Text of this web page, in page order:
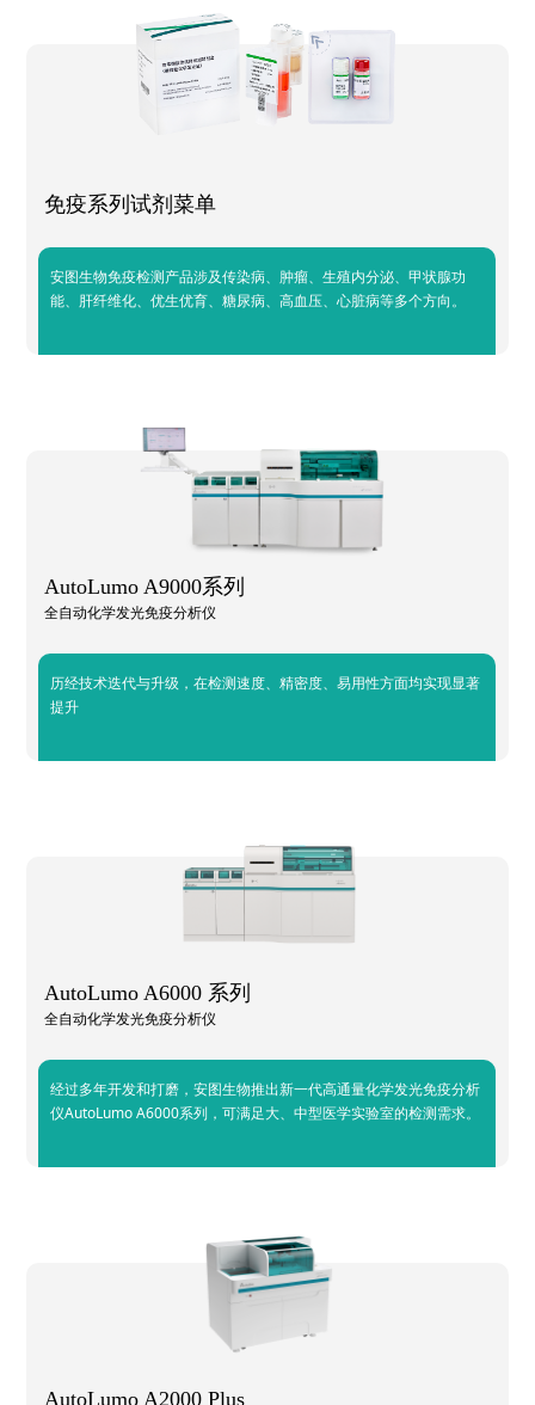
免疫系列试剂菜单
安图生物免疫检测产品涉及传染病、肿瘤、生殖内分泌、甲状腺功
能、肝纤维化、优生优育、糖尿病、高血压、心脏病等多个方向。
AutoLumo A9000系列
全自动化学发光免疫分析仪
历经技术迭代与升级，在检测速度、精密度、易用性方面均实现显著
提升
AutoLumo A6000 系列
全自动化学发光免疫分析仪
经过多年开发和打磨，安图生物推出新一代高通量化学发光免疫分析
仪AutoLumo A6000系列，可满足大、中型医学实验室的检测需求。
AutoLumo A2000 Plus